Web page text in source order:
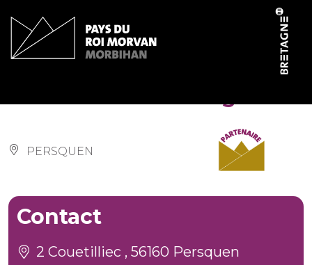
PERSQUEN
Contact
2 Couetilliec , 56160 Persquen